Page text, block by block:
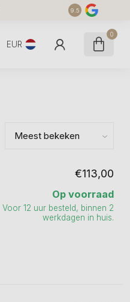
9.5
EUR
0
€113,00
Op voorraad
Voor 12 uur besteld, binnen 2
werkdagen in huis.